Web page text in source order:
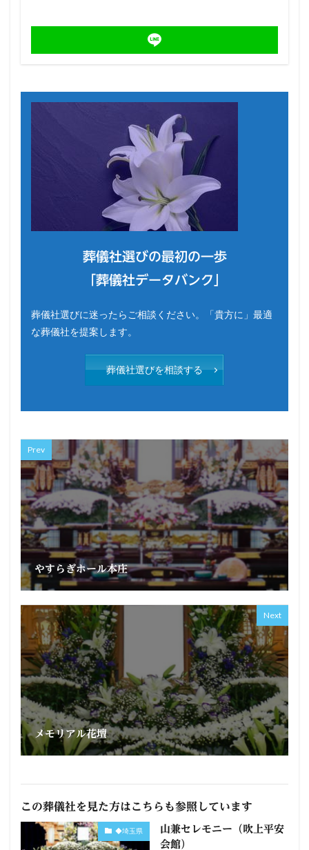
葬儀社選びの最初の一歩
「葬儀社データバンク」
葬儀社選びに迷ったらご相談ください。「貴方に」最適
な葬儀社を提案します。
葬儀社選びを相談する
Prev
やすらぎホール本庄
Next
メモリアル花壇
この葬儀社を見た方はこちらも参照しています
◆埼玉県
山兼セレモニー（吹上平安
会館）